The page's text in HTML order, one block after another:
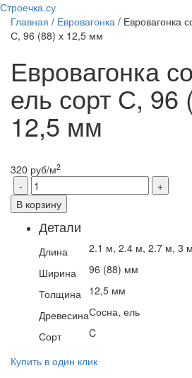
Строечка.су
Главная / Евровагонка / Евровагонка
С, 96 (88) х 12,5 мм
Евровагонка
ель сорт С, 96
12,5 мм
320 руб/м2
В корзину
Детали
Длина
2.1 м, 2.4 м, 2.7 м, 3 м
Ширина
96 (88) мм
Толщина 12,5 мм
ДревесинаСосна, ель
Сорт
C
Купить в один клик